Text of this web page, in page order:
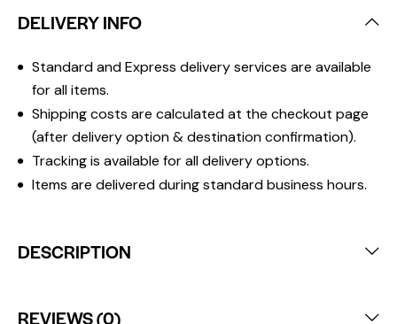
DELIVERY INFO
Standard and Express delivery services are available
for all items.
Shipping costs are calculated at the checkout page
(after delivery option & destination confirmation).
Tracking is available for all delivery options.
Items are delivered during standard business hours.
DESCRIPTION
REVIEWS (0)